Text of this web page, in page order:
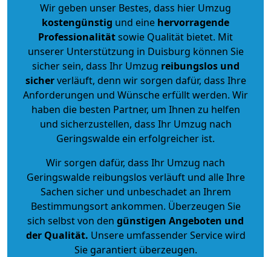
Wir geben unser Bestes, dass hier Umzug
kostengünstig und eine hervorragende
Professionalitätsowie Qualität bietet. Mit
unserer Unterstützung in Duisburg können Sie
sicher sein, dass Ihr Umzug reibungslos und
sicherverläuft, denn wir sorgen dafür, dass Ihre
Anforderungen und Wünsche erfüllt werden. Wir
haben die besten Partner, um Ihnen zu helfen
und sicherzustellen, dass Ihr Umzug nach
Geringswalde ein erfolgreicher ist.
Wir sorgen dafür, dass Ihr Umzug nach
Geringswalde reibungslos verläuft und alle Ihre
Sachen sicher und unbeschadet an Ihrem
Bestimmungsort ankommen. Überzeugen Sie
sich selbst von den günstigen Angeboten und
der Qualität. Unsere umfassender Service wird
Sie garantiert überzeugen.